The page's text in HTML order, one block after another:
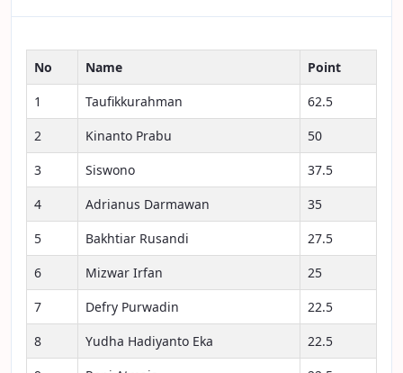
No Name
Point
1
Taufikkurahman
62.5
2
Kinanto Prabu
50
3
Siswono
37.5
4
Adrianus Darmawan
35
5
Bakhtiar Rusandi
27.5
6
Mizwar Irfan
25
7
Defry Purwadin
22.5
8
Yudha Hadiyanto Eka
22.5